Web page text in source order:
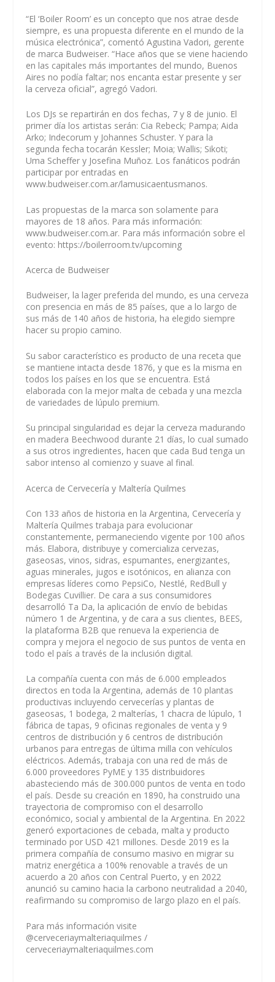
“El ‘Boiler Room’ es un concepto que nos atrae desde
siempre, es una propuesta diferente en el mundo de la
música electrónica”, comentó Agustina Vadori, gerente
de marca Budweiser. “Hace años que se viene haciendo
en las capitales más importantes del mundo, Buenos
Aires no podía faltar; nos encanta estar presente y ser
la cerveza oficial”, agregó Vadori.
Los DJs se repartirán en dos fechas, 7 y 8 de junio. El
primer día los artistas serán: Cia Rebeck; Pampa; Aida
Arko; Indecorum y Johannes Schuster. Y para la
segunda fecha tocarán Kessler; Moia; Wallis; Sikoti;
Uma Scheffer y Josefina Muñoz. Los fanáticos podrán
participar por entradas en
www.budweiser.com.ar/lamusicaentusmanos.
Las propuestas de la marca son solamente para
mayores de 18 años. Para más información:
www.budweiser.com.ar. Para más información sobre el
evento: https://boilerroom.tv/upcoming
Acerca de Budweiser
Budweiser, la lager preferida del mundo, es una cerveza
con presencia en más de 85 países, que a lo largo de
sus más de 140 años de historia, ha elegido siempre
hacer su propio camino.
Su sabor característico es producto de una receta que
se mantiene intacta desde 1876, y que es la misma en
todos los países en los que se encuentra. Está
elaborada con la mejor malta de cebada y una mezcla
de variedades de lúpulo premium.
Su principal singularidad es dejar la cerveza madurando
en madera Beechwood durante 21 días, lo cual sumado
a sus otros ingredientes, hacen que cada Bud tenga un
sabor intenso al comienzo y suave al final.
Acerca de Cervecería y Maltería Quilmes
Con 133 años de historia en la Argentina, Cervecería y
Maltería Quilmes trabaja para evolucionar
constantemente, permaneciendo vigente por 100 años
más. Elabora, distribuye y comercializa cervezas,
gaseosas, vinos, sidras, espumantes, energizantes,
aguas minerales, jugos e isotónicos, en alianza con
empresas líderes como PepsiCo, Nestlé, RedBull y
Bodegas Cuvillier. De cara a sus consumidores
desarrolló Ta Da, la aplicación de envío de bebidas
número 1 de Argentina, y de cara a sus clientes, BEES,
la plataforma B2B que renueva la experiencia de
compra y mejora el negocio de sus puntos de venta en
todo el país a través de la inclusión digital.
La compañía cuenta con más de 6.000 empleados
directos en toda la Argentina, además de 10 plantas
productivas incluyendo cervecerías y plantas de
gaseosas, 1 bodega, 2 malterías, 1 chacra de lúpulo, 1
fábrica de tapas, 9 oficinas regionales de venta y 9
centros de distribución y 6 centros de distribución
urbanos para entregas de última milla con vehículos
eléctricos. Además, trabaja con una red de más de
6.000 proveedores PyME y 135 distribuidores
abasteciendo más de 300.000 puntos de venta en todo
el país. Desde su creación en 1890, ha construido una
trayectoria de compromiso con el desarrollo
económico, social y ambiental de la Argentina. En 2022
generó exportaciones de cebada, malta y producto
terminado por USD 421 millones. Desde 2019 es la
primera compañía de consumo masivo en migrar su
matriz energética a 100% renovable a través de un
acuerdo a 20 años con Central Puerto, y en 2022
anunció su camino hacia la carbono neutralidad a 2040,
reafirmando su compromiso de largo plazo en el país.
Para más información visite
@cerveceriaymalteriaquilmes /
cerveceriaymalteriaquilmes.com